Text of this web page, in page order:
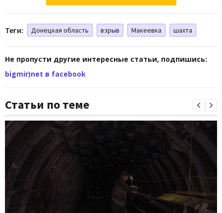
Теги: Донецкая область взрыв Макеевка шахта
Не пропусти другие интересные статьи, подпишись:
bigmir)net в facebook
Статьи по теме